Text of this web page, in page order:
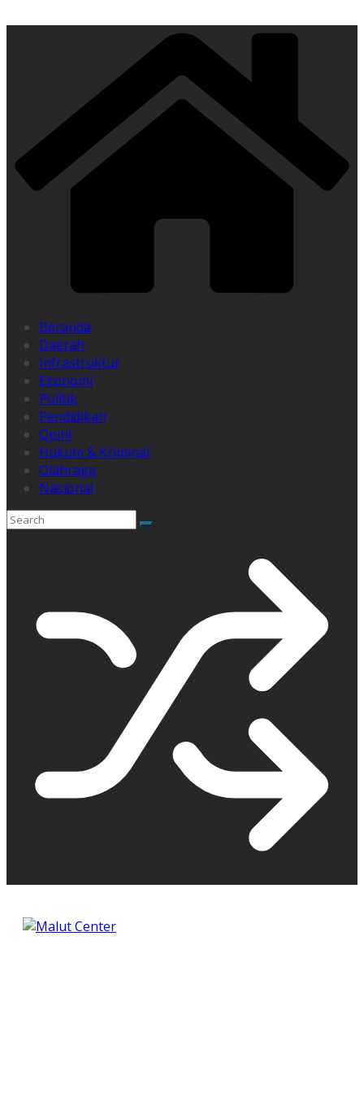
Beranda
Daerah
Infrastruktur
Ekonomi
Politik
Pendidikan
Opini
Hukum & Kriminal
Olahraga
Nasional